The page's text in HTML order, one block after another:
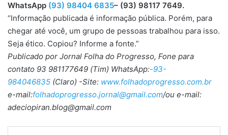
WhatsApp (93) 98404 6835– (93) 98117 7649.
“Informação publicada é informação pública. Porém, para
chegar até você, um grupo de pessoas trabalhou para isso.
Seja ético. Copiou? Informe a fonte.”
Publicado por Jornal Folha do Progresso, Fone para
contato 93 981177649 (Tim) WhatsApp:-93-
984046835 (Claro) -Site: www.folhadoprogresso.com.br
e-mail:folhadoprogresso.jornal@gmail.com/ou e-mail:
adeciopiran.blog@gmail.com